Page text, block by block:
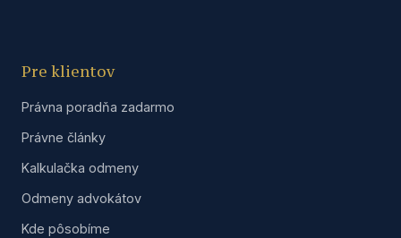
Pre klientov
Právna poradňa zadarmo
Právne články
Kalkulačka odmeny
Odmeny advokátov
Kde pôsobíme